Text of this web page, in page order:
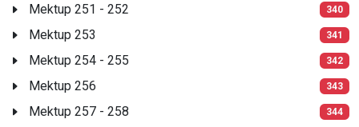
Mektup 251 - 252 340
Mektup 253 341
Mektup 254 - 255 342
Mektup 256 343
Mektup 257 - 258 344